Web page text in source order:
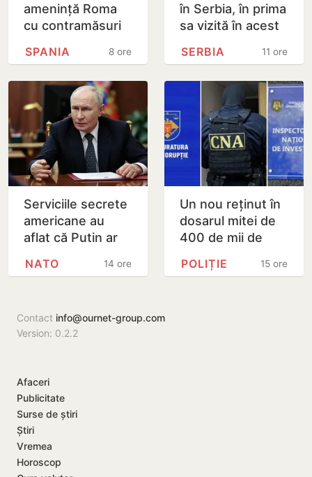
amenință Roma
cu contramăsuri
renunță la
frontieră pentru…
8 ore
SPANIA
în Serbia, în prima
sa vizită în acest
tradițional al
11 ore
SERBIA
Serviciile secrete
americane au
aflat că Putin ar
cu un atac chiar în
14 ore
NATO
Un nou reținut în
dosarul mitei de
400 de mii de
facilitat transferul
15 ore
POLIȚIE
Contact info@ournet-group.com
Version: 0.2.2
Afaceri
Publicitate
Surse de știri
Știri
Vremea
Horoscop